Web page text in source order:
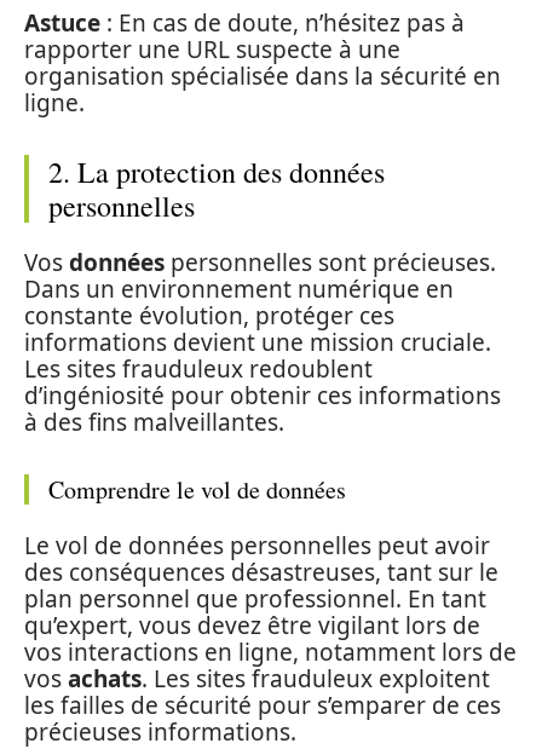
Astuce : En cas de doute, n’hésitez pas à
rapporter une URL suspecte à une
organisation spécialisée dans la sécurité en
ligne.
2. La protection des données
personnelles
Vosdonnées personnelles sont précieuses.
Dans un environnement numérique en
constante évolution, protéger ces
informations devient une mission cruciale.
Les sites frauduleux redoublent
d’ingéniosité pour obtenir ces informations
à des fins malveillantes.
Comprendre le vol de données
Le vol de données personnelles peut avoir
des conséquences désastreuses, tant sur le
plan personnel que professionnel. En tant
qu’expert, vous devez être vigilant lors de
vos interactions en ligne, notamment lors de
vosachats. Les sites frauduleux exploitent
les failles de sécurité pour s’emparer de ces
précieuses informations.